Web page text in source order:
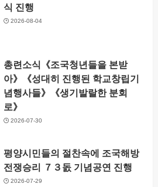
식 진행
2026-08-04
총련소식《조국청년들을 본받
아》《성대히 진행된 학교창립기
념행사들》《생기발랄한 분회
로》
2026-07-30
평양시민들의 절찬속에 조국해방
전쟁승리 ７３돐 기념공연 진행
2026-07-29